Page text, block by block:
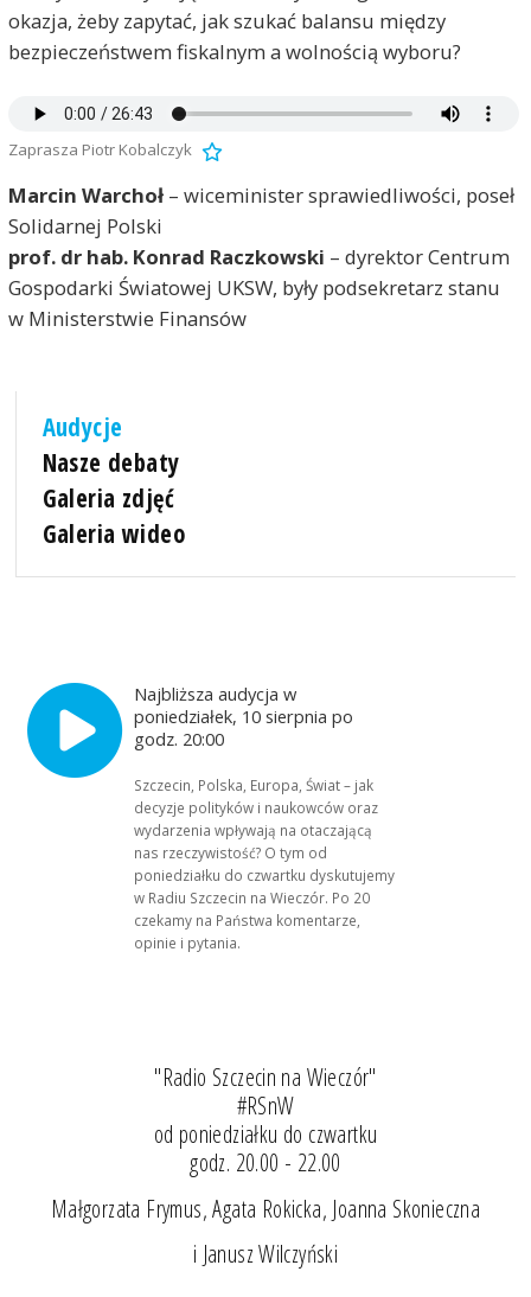
okazja, żeby zapytać, jak szukać balansu między
bezpieczeństwem fiskalnym a wolnością wyboru?
Zaprasza Piotr Kobalczyk
Marcin Warchoł – wiceminister sprawiedliwości, poseł
Solidarnej Polski
prof. dr hab. Konrad Raczkowski – dyrektor Centrum
Gospodarki Światowej UKSW, były podsekretarz stanu
w Ministerstwie Finansów
Audycje
Nasze debaty
Galeria zdjęć
Galeria wideo
Najbliższa audycja w
poniedziałek, 10 sierpnia po
godz. 20:00
Szczecin, Polska, Europa, Świat – jak
decyzje polityków i naukowców oraz
wydarzenia wpływają na otaczającą
nas rzeczywistość? O tym od
poniedziałku do czwartku dyskutujemy
w Radiu Szczecin na Wieczór. Po 20
czekamy na Państwa komentarze,
opinie i pytania.
"Radio Szczecin na Wieczór"
#RSnW
od poniedziałku do czwartku
godz. 20.00 - 22.00
Małgorzata Frymus, Agata Rokicka, Joanna Skonieczna
i Janusz Wilczyński